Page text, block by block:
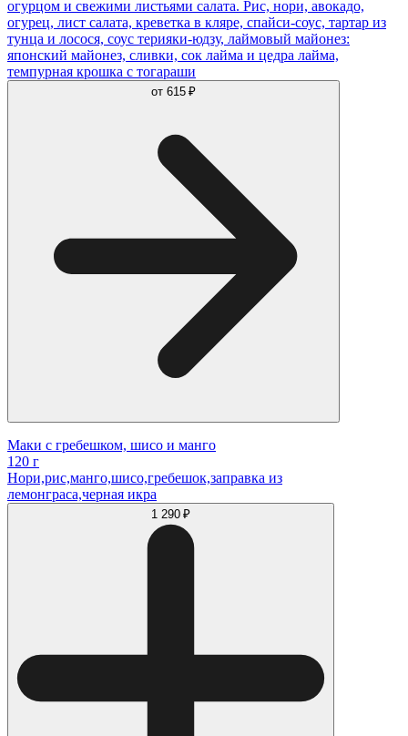
огурцом и свежими листьями салата. Рис, нори, авокадо,
огурец, лист салата, креветка в кляре, спайси-соус, тартар из
тунца и лосося, соус терияки-юдзу, лаймовый майонез:
японский майонез, сливки, сок лайма и цедра лайма,
темпурная крошка с тогараши
от 615 ₽
Маки с гребешком, шисо и манго
120 г
Нори,рис,манго,шисо,гребешок,заправка из
лемонграса,черная икра
1 290 ₽